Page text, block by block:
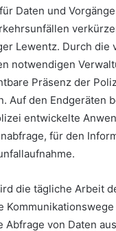
Daten und
Lewentz. Durch die
notwendigen
Präsenz der
Auf den Endgeräten
entwickelte
für den
die tägliche Arbeit
Abfrage von Daten aus